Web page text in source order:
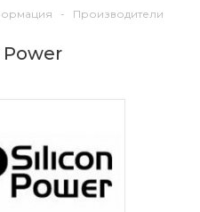
- Производители
Power